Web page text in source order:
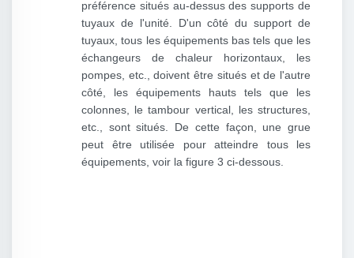
préférence situés au-dessus des supports de
tuyaux de l'unité. D'un côté du support de
tuyaux, tous les équipements bas tels que les
échangeurs de chaleur horizontaux, les
pompes, etc., doivent être situés et de l'autre
côté, les équipements hauts tels que les
colonnes, le tambour vertical, les structures,
etc., sont situés. De cette façon, une grue
peut être utilisée pour atteindre tous les
équipements, voir la figure 3 ci-dessous.